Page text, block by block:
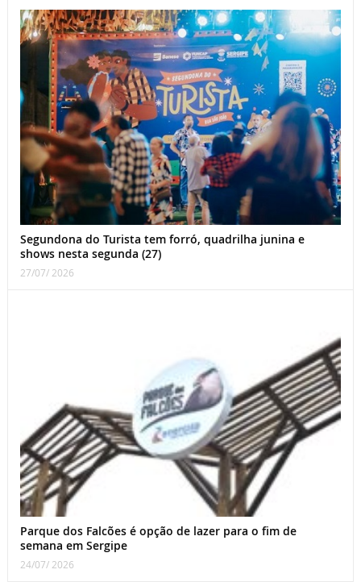
Segundona do Turista tem forró, quadrilha junina e
shows nesta segunda (27)
27/07/ 2026
Parque dos Falcões é opção de lazer para o fim de
semana em Sergipe
24/07/ 2026